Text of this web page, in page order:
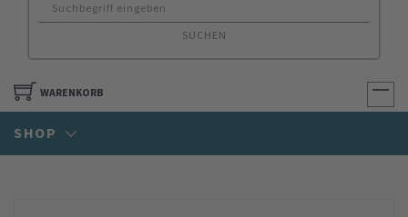
SUCHEN
WARENKORB
SHOP